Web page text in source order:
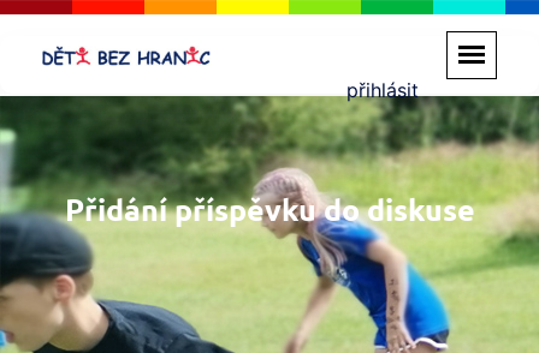
přihlásit
Přidání příspěvku do diskuse